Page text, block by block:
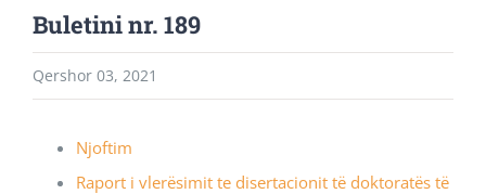
Buletini nr. 189
Qershor 03, 2021
Njoftim
Raport i vlerësimit te disertacionit të doktoratës të